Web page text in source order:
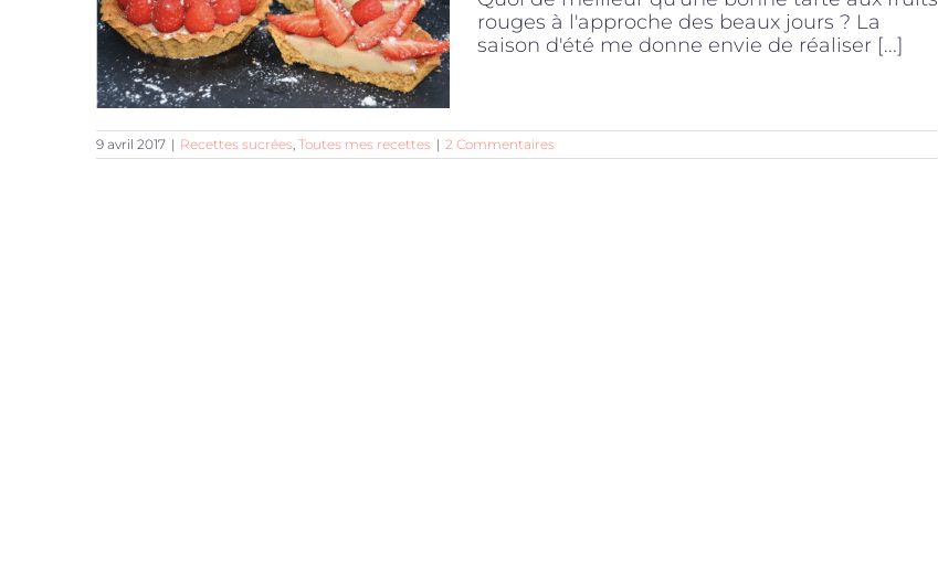
rouges à l'approche des beaux jours ? La
saison d'été me donne envie de réaliser [...]
9 avril 2017 | Recettes sucrées, Toutes mes recettes | 2 Commentaires